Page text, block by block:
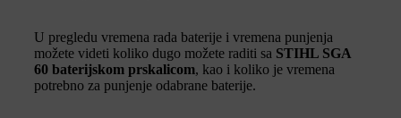
U pregledu vremena rada baterije i vremena punjenja
možete videti koliko dugo možete raditi sa STIHL SGA
60 baterijskom prskalicom, kao i koliko je vremena
potrebno za punjenje odabrane baterije.